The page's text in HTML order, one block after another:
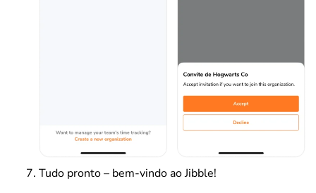
Tudo pronto – bem-vindo ao Jibble!